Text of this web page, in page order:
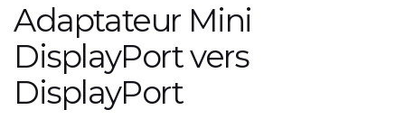
Adaptateur Mini
DisplayPort vers
DisplayPort